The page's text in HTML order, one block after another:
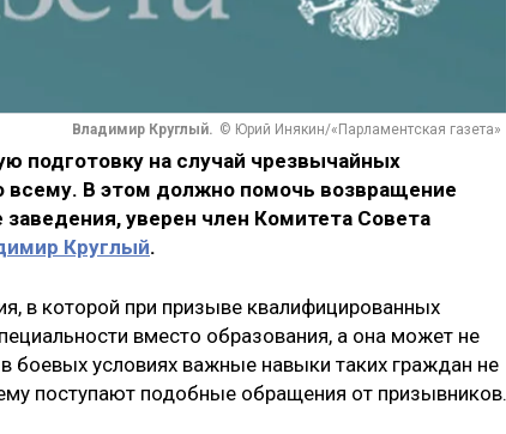
Владимир Круглый. © Юрий Инякин/«Парламентская газета»
подготовку на случай чрезвычайных
В этом должно помочь возвращение
уверен член Комитета Совета
Круглый.
в которой при призыве квалифицированных
вместо образования, а она может не
боевых условиях важные навыки таких граждан не
поступают подобные обращения от призывников.